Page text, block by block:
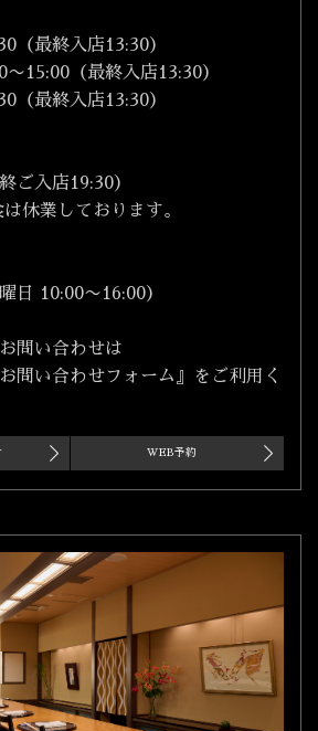
（最終入店13:30）
15:00（最終入店13:30）
（最終入店13:30）
ご入店19:30）
休業しております。
日 10:00〜16:00）
問い合わせは
問い合わせフォーム』をご利用く
WEB予約